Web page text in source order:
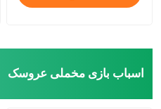
اسباب بازی مخملی عروسک